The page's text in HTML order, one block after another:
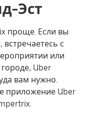
Эст
проще. Если вы
встречаетесь с
или
Uber
вам нужно.
приложение Uber